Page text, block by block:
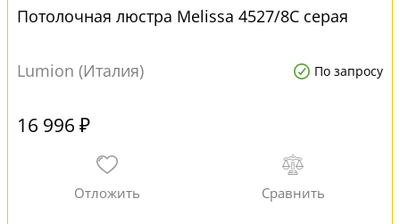
Потолочная люстра Melissa 4527/8C серая
Lumion (Италия) По запросу
16 996 ₽